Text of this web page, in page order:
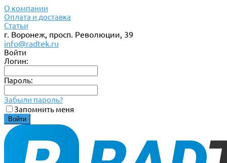
О компании
Оплата и доставка
Статьи
г. Воронеж, просп. Революции, 39
info@radtek.ru
Войти
Логин:
Пароль:
Забыли пароль?
Запомнить меня